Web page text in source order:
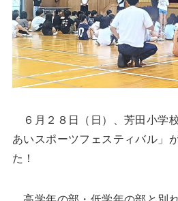
６月２８日（日）、芳田小学
あいスポーツフェスティバル」
た！